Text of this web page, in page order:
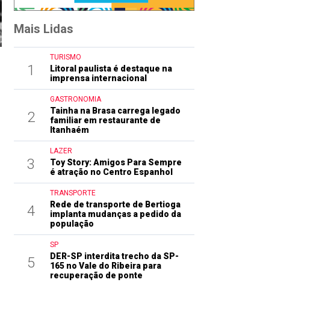
Mais Lidas
1
TURISMO
Litoral paulista é destaque na
imprensa internacional
2
GASTRONOMIA
Tainha na Brasa carrega legado
familiar em restaurante de
Itanhaém
3
LAZER
Toy Story: Amigos Para Sempre
é atração no Centro Espanhol
4
TRANSPORTE
Rede de transporte de Bertioga
implanta mudanças a pedido da
população
5
SP
DER-SP interdita trecho da SP-
165 no Vale do Ribeira para
recuperação de ponte